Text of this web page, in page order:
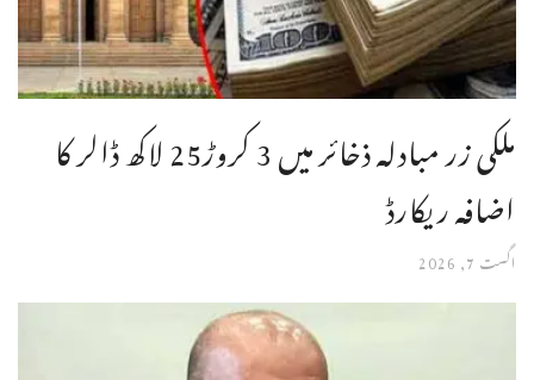
ملکی زر مبادلہ ذخائر میں 3 کروڑ25 لاکھ ڈالر کا
اضافہ ریکارڈ
اگست 7, 2026